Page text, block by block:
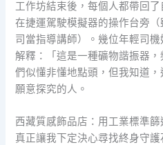
工作坊結束後，每個人都帶回
在捷運駕駛模擬器的操作台旁
司當指導講師）。幾位年輕司
解釋：「這是一種礦物諧振器
們似懂非懂地點頭，但我知道
願意探究的人。
西藏質感飾品店：用工業標準
真正讓我下定決心尋找終身守